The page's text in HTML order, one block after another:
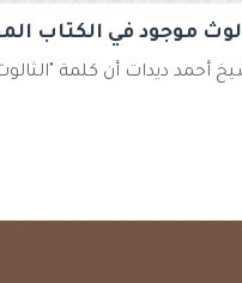
موجود في الكتاب
أحمد ديدات أن كلمة